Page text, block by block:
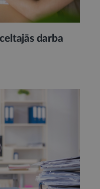
darba